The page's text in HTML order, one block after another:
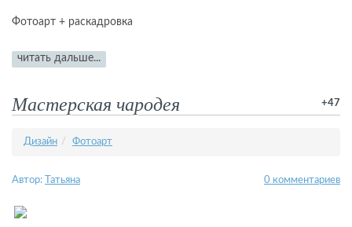
Фотоарт + раскадровка
читать дальше...
+47
Мастерская чародея
Дизайн Фотоарт
0 комментариев
Автор: Татьяна